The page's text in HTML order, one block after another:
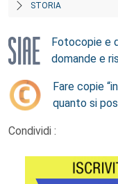
STORIA
Fotocopie e
domande e
Fare copie
quanto si
Condividi :